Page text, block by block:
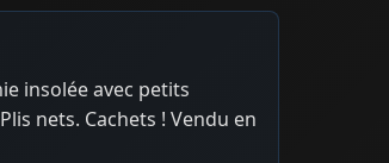
insolée avec petits
nets. Cachets ! Vendu en